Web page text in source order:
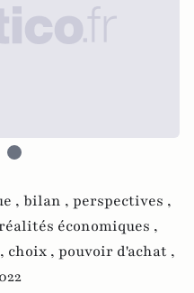
, bilan , perspectives ,
économiques ,
choix , pouvoir d'achat ,